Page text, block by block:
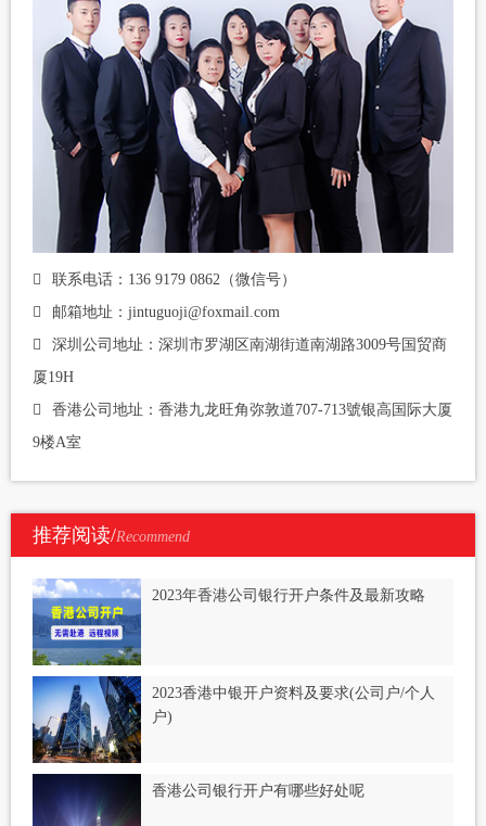
联系电话：136 9179 0862（微信号）
邮箱地址：jintuguoji@foxmail.com
深圳公司地址：深圳市罗湖区南湖街道南湖路3009号国贸商
厦19H
香港公司地址：香港九龙旺角弥敦道707-713號银高国际大厦
9楼A室
推荐阅读/Recommend
2023年香港公司银行开户条件及最新攻略
2023香港中银开户资料及要求(公司户/个人
户)
香港公司银行开户有哪些好处呢